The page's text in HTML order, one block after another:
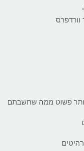
וורדפרס
יותר פשוט ממה שחשבתם